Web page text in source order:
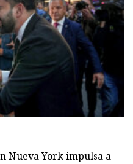
Nueva York impulsa a